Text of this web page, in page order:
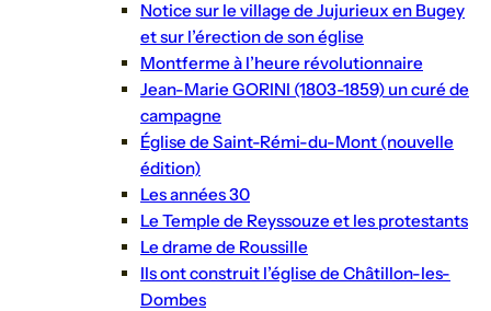
Notice sur le village de Jujurieux en Bugey
et sur l’érection de son église
Montferme à l’heure révolutionnaire
Jean-Marie GORINI (1803-1859) un curé de
campagne
Église de Saint-Rémi-du-Mont (nouvelle
édition)
Les années 30
Le Temple de Reyssouze et les protestants
Le drame de Roussille
Ils ont construit l’église de Châtillon-les-
Dombes